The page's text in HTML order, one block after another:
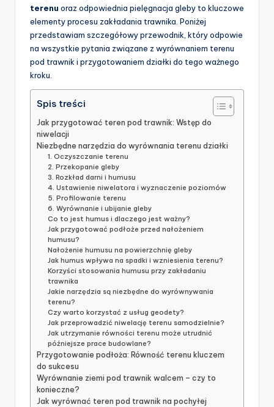
terenu oraz odpowiednia pielęgnacja gleby to kluczowe
elementy procesu zakładania trawnika. Poniżej
przedstawiam szczegółowy przewodnik, który odpowie
na wszystkie pytania związane z wyrównaniem terenu
pod trawnik i przygotowaniem działki do tego ważnego
kroku.
Spis treści
Jak przygotować teren pod trawnik: Wstęp do
niwelacji
Niezbędne narzędzia do wyrównania terenu działki
1. Oczyszczanie terenu
2. Przekopanie gleby
3. Rozkład darni i humusu
4. Ustawienie niwelatora i wyznaczenie poziomów
5. Profilowanie terenu
6. Wyrównanie i ubijanie gleby
Co to jest humus i dlaczego jest ważny?
Jak przygotować podłoże przed nałożeniem
humusu?
Nałożenie humusu na powierzchnię gleby
Jak humus wpływa na spadki i wzniesienia terenu?
Korzyści stosowania humusu przy zakładaniu
trawnika
Jakie narzędzia są niezbędne do wyrównywania
terenu?
Czy warto korzystać z usług geodety?
Jak przeprowadzić niwelację terenu samodzielnie?
Jak utrzymanie równości terenu może utrudnić
późniejsze prace budowlane?
Przygotowanie podłoża: Równość terenu kluczem
do sukcesu
Wyrównanie ziemi pod trawnik walcem – czy to
konieczne?
Jak wyrównać teren pod trawnik na pochyłej